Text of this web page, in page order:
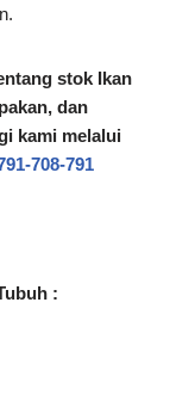
stok Ikan
dan
kami melalui
708-791
: